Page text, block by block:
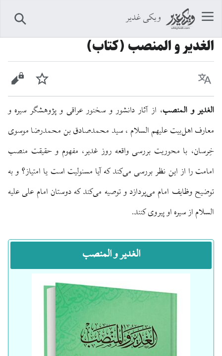
ویکی غدیر
الغدیر و المنصب (کتاب)
زبان پیگیری
الغدير و المنصب، از آثار دانشور و سخنور عراقی و پژوهشگر سیره و
معارف اهل‌بیت علیهم السلام ، سید محمدصادق بن محمدرضا موسوی
خِرسان، با محوریت بررسی واقعه روز غدیر، مفهوم و حقیقت منصب
امامت را از این نظر بررسی می‌کند که آیا مسئولیت است یا امتیاز؟ و به
توضیح وظایف امام می‌پردازد و توصیه می‌کند که دوستان امام علی علیه
السلام از سیره او پیروی کنند.
الغدیر و المنصب